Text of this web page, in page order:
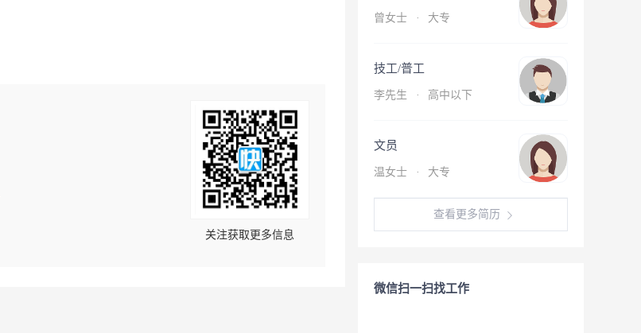
关注获取更多信息
曾女士 · 大专
技工/普工
李先生 · 高中以下
文员
温女士 · 大专
查看更多简历
微信扫一扫找工作